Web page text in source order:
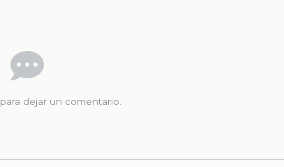
para dejar un comentario.